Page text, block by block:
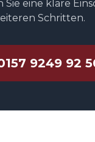
Sie eine klare
Schritten.
9249 92